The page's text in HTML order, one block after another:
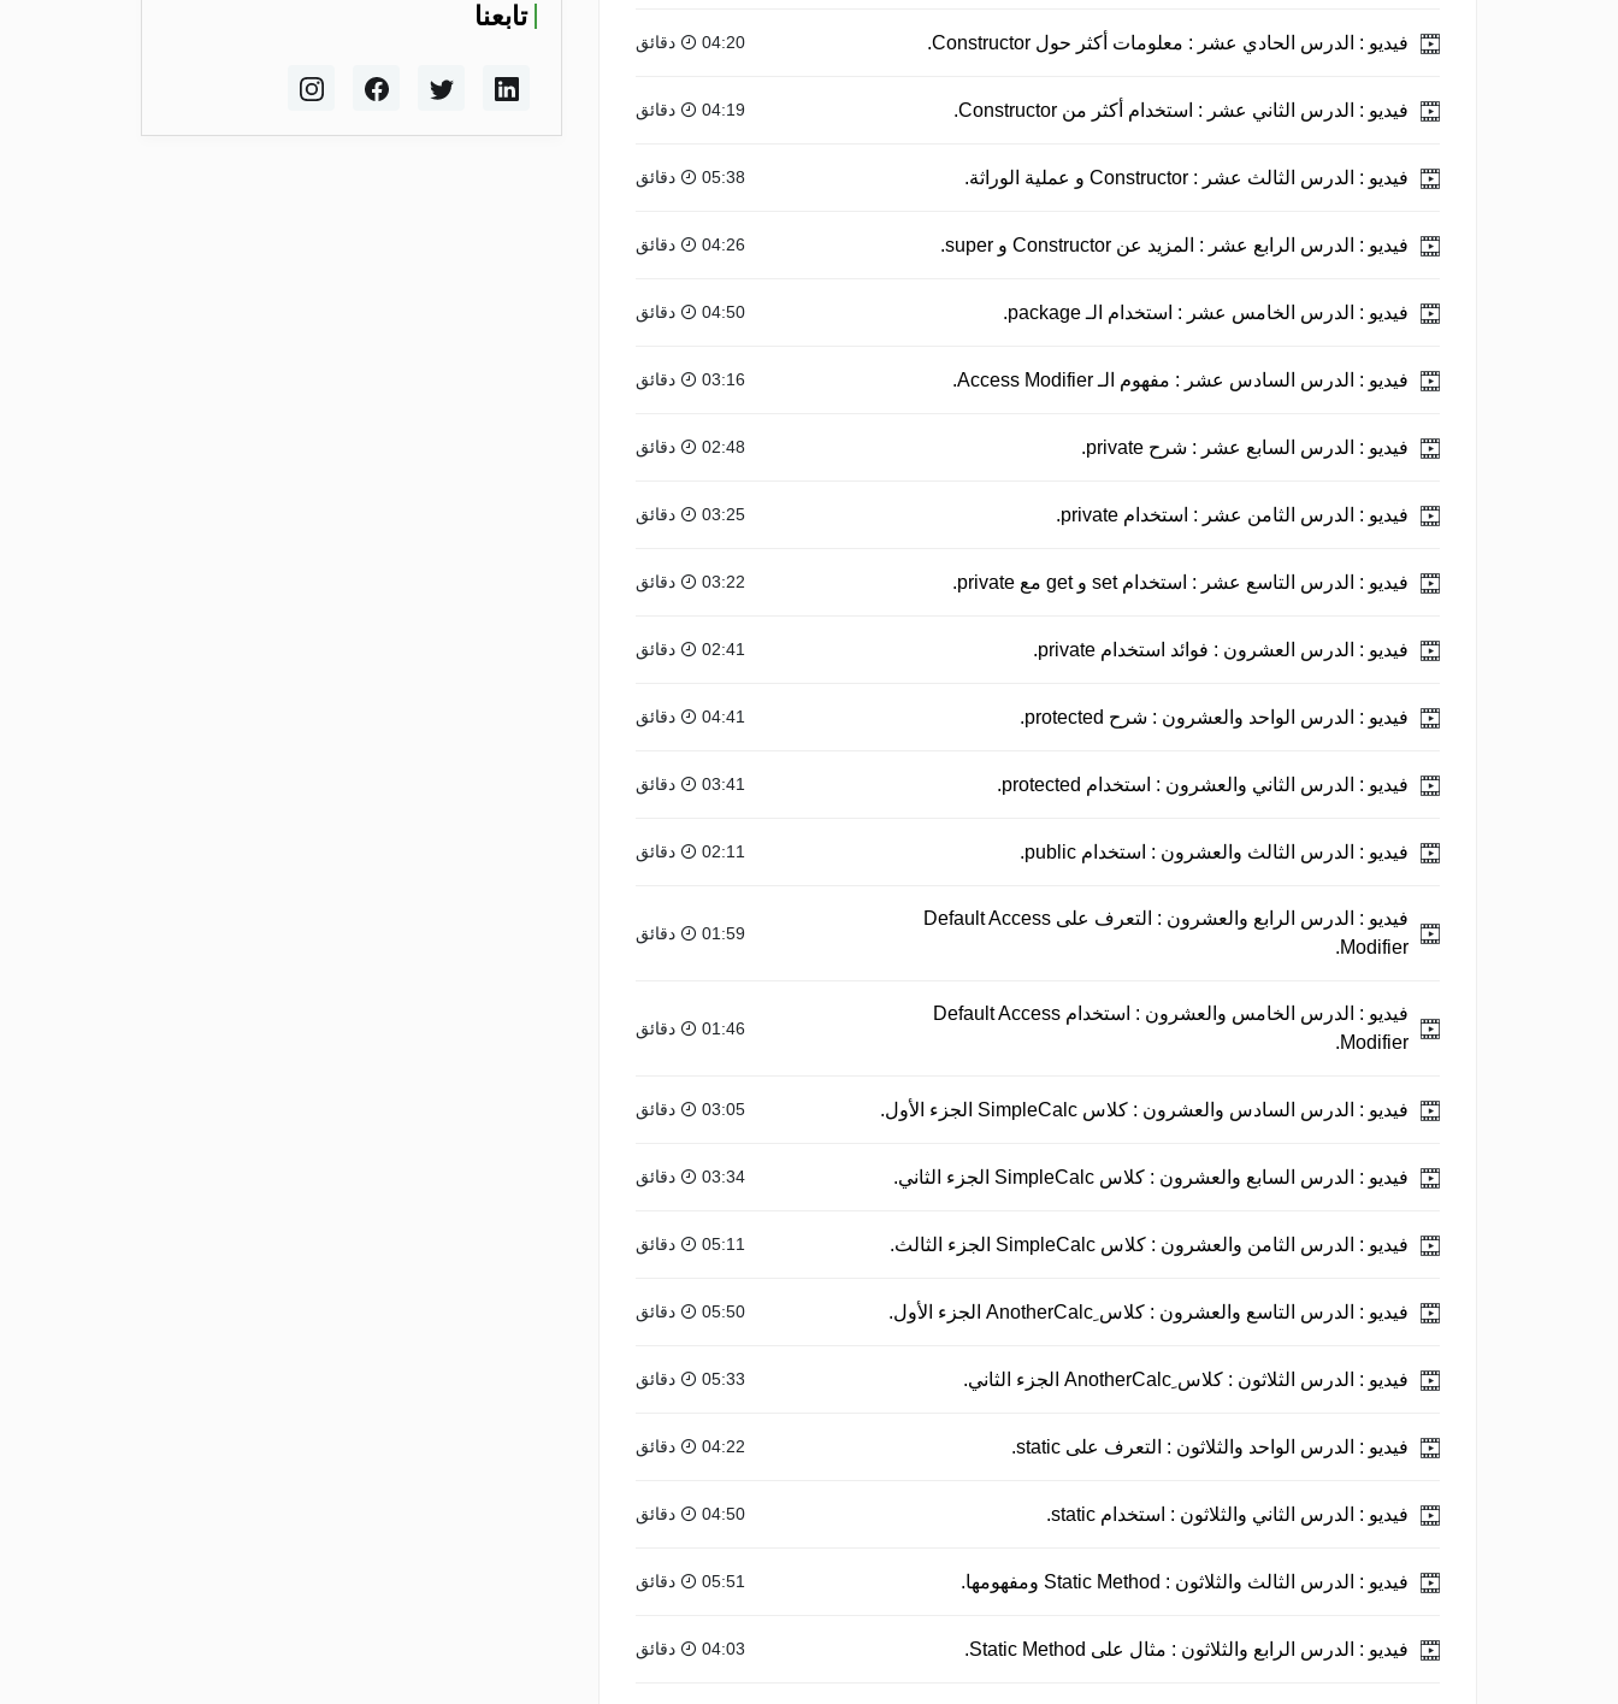
فيديو : الدرس الحادي عشر : معلومات أكثر حول Constructor. 04:20 دقائق
فيديو : الدرس الثاني عشر : استخدام أكثر من Constructor. 04:19 دقائق
فيديو : الدرس الثالث عشر : Constructor و عملية الوراثة. 05:38 دقائق
فيديو : الدرس الرابع عشر : المزيد عن Constructor و super. 04:26 دقائق
فيديو : الدرس الخامس عشر : استخدام الـ package. 04:50 دقائق
فيديو : الدرس السادس عشر : مفهوم الـ Access Modifier. 03:16 دقائق
فيديو : الدرس السابع عشر : شرح private. 02:48 دقائق
فيديو : الدرس الثامن عشر : استخدام private. 03:25 دقائق
فيديو : الدرس التاسع عشر : استخدام set و get مع private. 03:22 دقائق
فيديو : الدرس العشرون : فوائد استخدام private. 02:41 دقائق
فيديو : الدرس الواحد والعشرون : شرح protected. 04:41 دقائق
فيديو : الدرس الثاني والعشرون : استخدام protected. 03:41 دقائق
فيديو : الدرس الثالث والعشرون : استخدام public. 02:11 دقائق
فيديو :
الدرس الرابع والعشرون : التعرف على Default Access
Modifier.
01:59 دقائق
فيديو :
الدرس الخامس والعشرون : استخدام Default Access
Modifier.
01:46 دقائق
فيديو : الدرس السادس والعشرون : كلاس SimpleCalc الجزء الأول. 03:05 دقائق
فيديو : الدرس السابع والعشرون : كلاس SimpleCalc الجزء الثاني. 03:34 دقائق
فيديو : الدرس الثامن والعشرون : كلاس SimpleCalc الجزء الثالث. 05:11 دقائق
فيديو : الدرس التاسع والعشرون : كلاس ِAnotherCalc الجزء الأول. 05:50 دقائق
فيديو : الدرس الثلاثون : كلاس ِAnotherCalc الجزء الثاني. 05:33 دقائق
فيديو : الدرس الواحد والثلاثون : التعرف على static. 04:22 دقائق
فيديو : الدرس الثاني والثلاثون : استخدام static. 04:50 دقائق
فيديو : الدرس الثالث والثلاثون : Static Method ومفهومها. 05:51 دقائق
فيديو : الدرس الرابع والثلاثون : مثال على Static Method. 04:03 دقائق
تابعنا